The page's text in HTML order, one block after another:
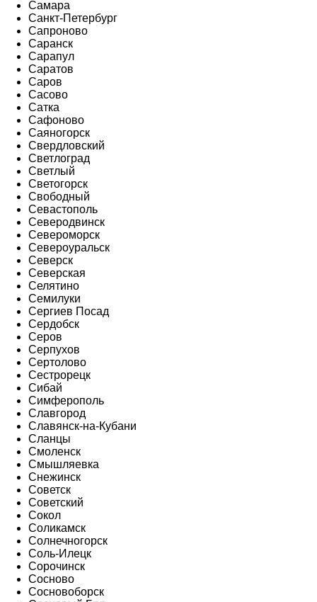
Самара
Санкт-Петербург
Сапроново
Саранск
Сарапул
Саратов
Саров
Сасово
Сатка
Сафоново
Саяногорск
Свердловский
Светлоград
Светлый
Светогорск
Свободный
Севастополь
Северодвинск
Североморск
Североуральск
Северск
Северская
Селятино
Семилуки
Сергиев Посад
Сердобск
Серов
Серпухов
Сертолово
Сестрорецк
Сибай
Симферополь
Славгород
Славянск-на-Кубани
Сланцы
Смоленск
Смышляевка
Снежинск
Советск
Советский
Сокол
Соликамск
Солнечногорск
Соль-Илецк
Сорочинск
Сосново
Сосновоборск